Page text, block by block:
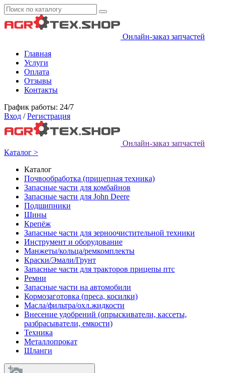
Онлайн-заказ запчастей
Главная
Услуги
Оплата
Отзывы
Контакты
График работы: 24/7
Вход / Регистрация
Онлайн-заказ запчастей
Каталог >
Каталог
Почвообработка (прицепная техника)
Запасные части для комбайнов
Запасные части для John Deere
Подшипники
Шины
Крепёж
Запасные части для зерноочистительной техники
Инструмент и оборудование
Манжеты/кольца/ремкомплекты
Краски/Эмали/Грунт
Запасные части для тракторов прицепы птс
Ремни
Запасные части на автомобили
Кормозаготовка (преса, косилки)
Масла/фильтра/охл.жидкости
Внесение удобрений (опрыскиватели, кассеты,
разбрасыватели, емкости)
Техника
Металлопрокат
Шланги